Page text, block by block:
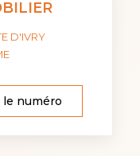
D'IVRY
le numéro